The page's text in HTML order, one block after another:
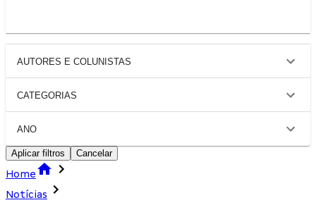
AUTORES E COLUNISTAS
CATEGORIAS
ANO
Aplicar filtros Cancelar
Home
Notícias